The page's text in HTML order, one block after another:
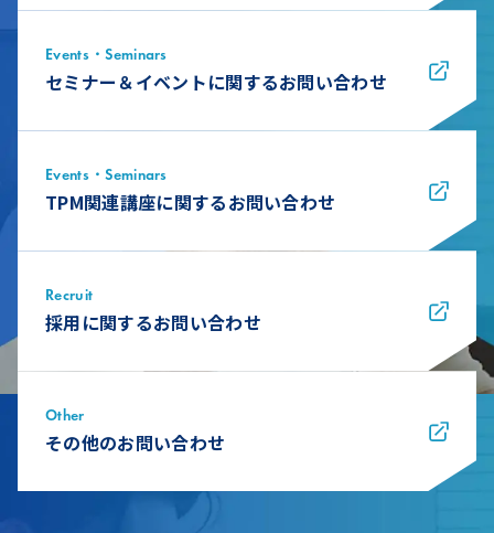
Events・Seminars
セミナー＆イベントに関するお問い合わせ
Events・Seminars
TPM関連講座に関するお問い合わせ
Recruit
採用に関するお問い合わせ
Other
その他のお問い合わせ